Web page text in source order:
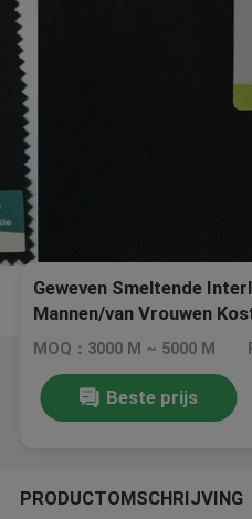
Geweven Smeltende
Mannen/van Vrouwen
MOQ：3000 M ~ 5000 M
Beste prijs
PRODUCTOMSCHRIJVING